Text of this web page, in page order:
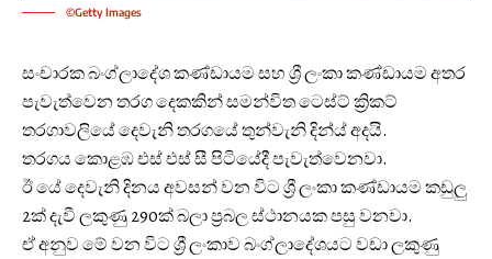
©Getty Images
සංචාරක බංග්ලාදේශ කණ්ඩායම සහ ශ්‍රී ලංකා කණ්ඩායම අතර
පැවැත්වෙන තරග දෙකකින් සමන්විත ටෙස්ට් ක්‍රිකට්
තරගාවලියේ දෙවැනි තරගයේ තුන්වැනි දින්ය් අදයි.
තරගය කොළඹ ‍එස් එස් සී පිටියේදී පැවැත්වෙනවා.
ඊ යේ දෙවැනි දිනය අවසන් වන විට ශ්‍රී ලංකා කණ්ඩායම කඩුලු
2ක් දැවී ලකුණු 290ක් බලා ප්‍රබල ස්ථානයක පසු වනවා.
ඒ අනුව මේ වන විට ශ්‍රී ලංකාව බංග්ලාදේශයට වඩා ලකුණු